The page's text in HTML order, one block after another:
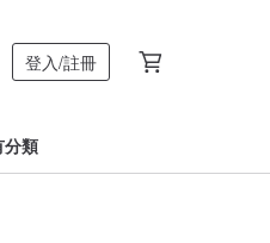
登入/註冊
分類